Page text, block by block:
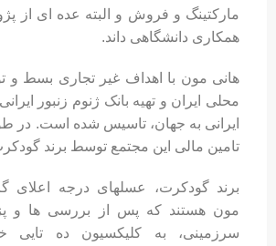
مارکتینگ و فروش و البته عده ای از
همکاری دانشگاهی داند.
هانی مون با اهداف غیر تجاری بسط و
محلی ایران و تهیه بانک ژنوم زنبور
ایرانی به جهان، تاسیس شده است. در
تامین مالی این مجتمع توسط برند
برند گودکرت، عسلهای درجه اعلای
مون هستند که پس از بررسی ها و
سرزمینی، به کلیکسیون ده تایی